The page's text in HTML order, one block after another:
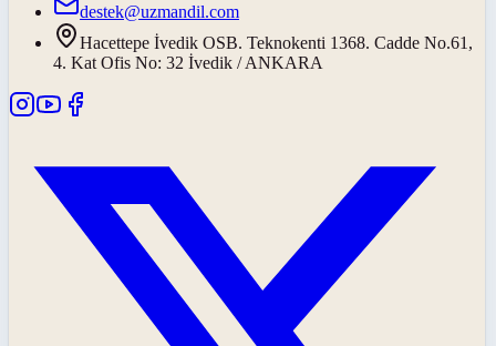
destek@uzmandil.com
Hacettepe İvedik OSB. Teknokenti 1368. Cadde No.61,
4. Kat Ofis No: 32 İvedik / ANKARA